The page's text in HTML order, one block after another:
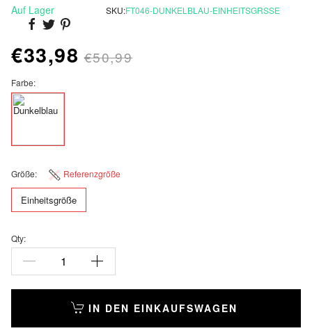
Auf Lager SKU:FT046-DUNKELBLAU-EINHEITSGRSSE
€33,98 €50,99
Farbe:
Größe: Referenzgröße
Einheitsgröße
Qty:
IN DEN EINKAUFSWAGEN